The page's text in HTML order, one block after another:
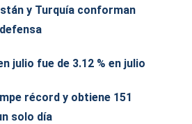
y Turquía conforman
julio fue de 3.12 % en julio
récord y obtiene 151
solo día